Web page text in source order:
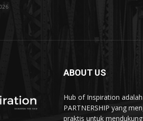
ABOUT US
Hub of Inspiration
PARTNERSHIP yang
praktis untuk